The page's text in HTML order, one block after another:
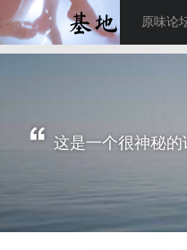
原味论
这是一个很神秘的